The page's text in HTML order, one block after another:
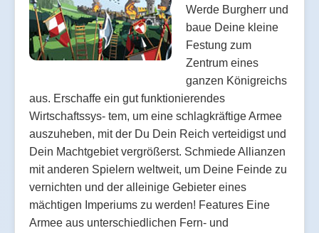
Werde Burgherr und
baue Deine kleine
Festung zum
Zentrum eines
ganzen Königreichs
aus. Erschaffe ein gut funktionierendes
Wirtschaftssys- tem, um eine schlagkräftige Armee
auszuheben, mit der Du Dein Reich verteidigst und
Dein Machtgebiet vergrößerst. Schmiede Allianzen
mit anderen Spielern weltweit, um Deine Feinde zu
vernichten und der alleinige Gebieter eines
mächtigen Imperiums zu werden! Features Eine
Armee aus unterschiedlichen Fern- und